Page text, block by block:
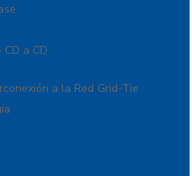
a CD
a la Red Grid-Tie
Descargas